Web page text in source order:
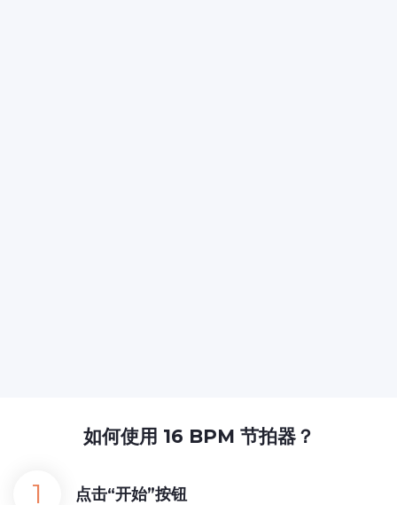
如何使用 16 BPM 节拍器？
点击“开始”按钮